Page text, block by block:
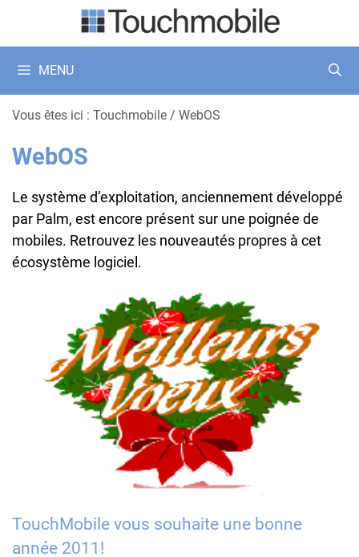
MENU
Vous êtes ici : Touchmobile / WebOS
WebOS
Le système d’exploitation, anciennement développé
par Palm, est encore présent sur une poignée de
mobiles. Retrouvez les nouveautés propres à cet
écosystème logiciel.
TouchMobile vous souhaite une bonne
année 2011!